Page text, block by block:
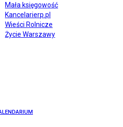
Mała księgowość
Kancelarierp.pl
Wieści Rolnicze
Życie Warszawy